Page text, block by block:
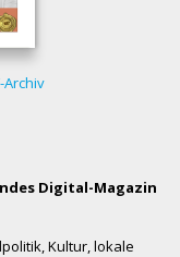
Archiv
Digital-Magazin
Kultur, lokale